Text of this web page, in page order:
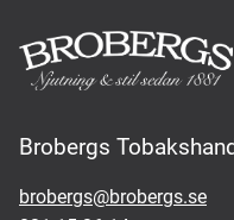
Brobergs
brobergs@brobergs.se